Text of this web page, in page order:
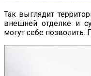
Так выглядит
внешней отделке и
могут себе позволить.